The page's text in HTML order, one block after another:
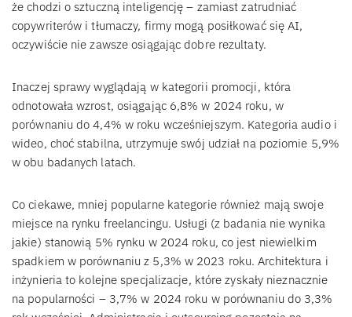
że chodzi o sztuczną inteligencję – zamiast zatrudniać
copywriterów i tłumaczy, firmy mogą posiłkować się AI,
oczywiście nie zawsze osiągając dobre rezultaty.
Inaczej sprawy wyglądają w kategorii promocji, która
odnotowała wzrost, osiągając 6,8% w 2024 roku, w
porównaniu do 4,4% w roku wcześniejszym. Kategoria audio i
wideo, choć stabilna, utrzymuje swój udział na poziomie 5,9%
w obu badanych latach.
Co ciekawe, mniej popularne kategorie również mają swoje
miejsce na rynku freelancingu. Usługi (z badania nie wynika
jakie) stanowią 5% rynku w 2024 roku, co jest niewielkim
spadkiem w porównaniu z 5,3% w 2023 roku. Architektura i
inżynieria to kolejne specjalizacje, które zyskały nieznacznie
na popularności – 3,7% w 2024 roku w porównaniu do 3,3%